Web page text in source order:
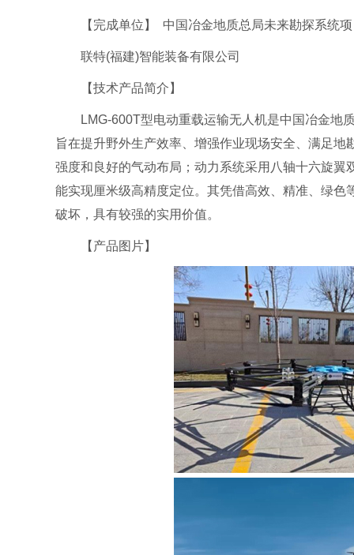
【完成单位】 中国冶金地质总局未来勘探系统项
联特(福建)智能装备有限公司
【技术产品简介】
LMG-600T型电动重载运输无人机是中国冶金地质
旨在提升野外生产效率、增强作业现场安全、满足
强度和良好的气动布局；动力系统采用八轴十六旋
能实现厘米级高精度定位。其凭借高效、精准、绿
破坏，具有较强的实用价值。
【产品图片】